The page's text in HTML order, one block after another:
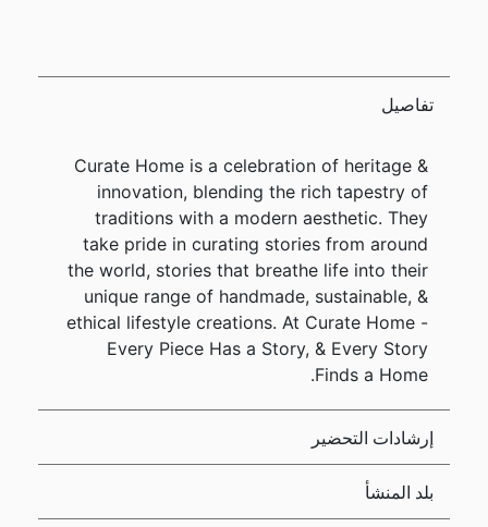
تفاصيل
Curate Home is a celebration of heritage &
innovation, blending the rich tapestry of
traditions with a modern aesthetic. They
take pride in curating stories from around
the world, stories that breathe life into their
unique range of handmade, sustainable, &
ethical lifestyle creations. At Curate Home -
Every Piece Has a Story, & Every Story
Finds a Home.
إرشادات التحضير
بلد المنشأ